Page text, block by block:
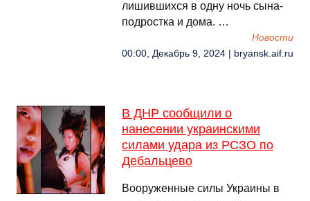
лишившихся в одну ночь сына-
подростка и дома. …
Новости
00:00, Декабрь 9, 2024 | bryansk.aif.ru
В ДНР сообщили о
нанесении украинскими
силами удара из РСЗО по
Дебальцево
Вооруженные силы Украины в